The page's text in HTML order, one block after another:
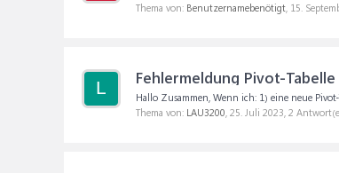
Thema von: Benutzernamebenötigt, 15.
L Fehlermeldung Pivot-Tabelle
Hallo Zusammen, Wenn ich: 1) eine neue
Thema von: LAU3200, 25. Juli 2023, 2